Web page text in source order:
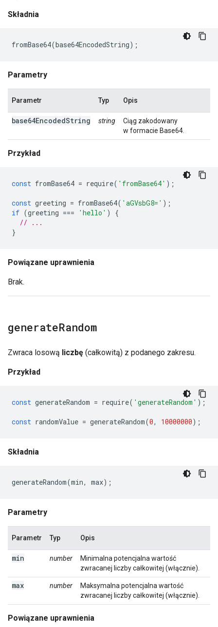
Składnia
Parametry
Parametr Typ Opis
base64EncodedString string
Ciąg zakodowany
w formacie Base64.
Przykład
const fromBase64 = require( 'fromBase64' );
const greeting = fromBase64( 'aGVsbG8=' );
if (greeting === 'hello' )
{
// ...
}
Powiązane uprawnienia
Brak.
generateRandom
Zwraca losową liczbę (całkowitą) z podanego zakresu.
Przykład
const generateRandom = require( 'generateRandom' );
const randomValue = generateRandom(0, 10000000);
Składnia
generateRandom(min, max);
Parametry
Parametr Typ Opis
min number
Minimalna potencjalna wartość
zwracanej liczby całkowitej (włącznie).
max number
Maksymalna potencjalna wartość
zwracanej liczby całkowitej (włącznie).
Powiązane uprawnienia